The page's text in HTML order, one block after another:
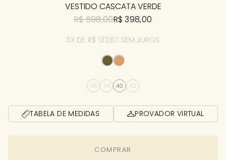
VESTIDO CASCATA VERDE
R$ 598,00R$ 398,00
3X DE R$ 132,67 SEM JUROS
36 38 40 42
TABELA DE MEDIDAS PROVADOR VIRTUAL
COMPRAR